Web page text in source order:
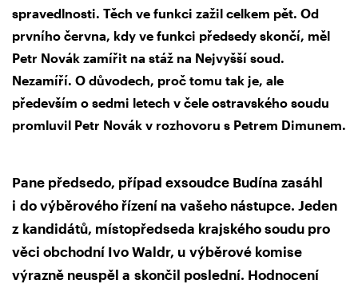
spravedlnosti. Těch ve funkci zažil celkem pět. Od
prvního června, kdy ve funkci předsedy skončí, měl
Petr Novák zamířit na stáž na Nejvyšší soud.
Nezamíří. O důvodech, proč tomu tak je, ale
především o sedmi letech v čele ostravského soudu
promluvil Petr Novák v rozhovoru s Petrem Dimunem.
Pane předsedo, případ exsoudce Budína zasáhl
i do výběrového řízení na vašeho nástupce. Jeden
z kandidátů, místopředseda krajského soudu pro
věci obchodní Ivo Waldr, u výběrové komise
výrazně neuspěl a skončil poslední. Hodnocení